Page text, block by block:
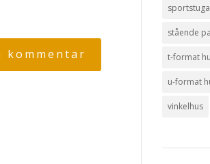
sportstuga
stående
t-format
u-format
vinkelhus